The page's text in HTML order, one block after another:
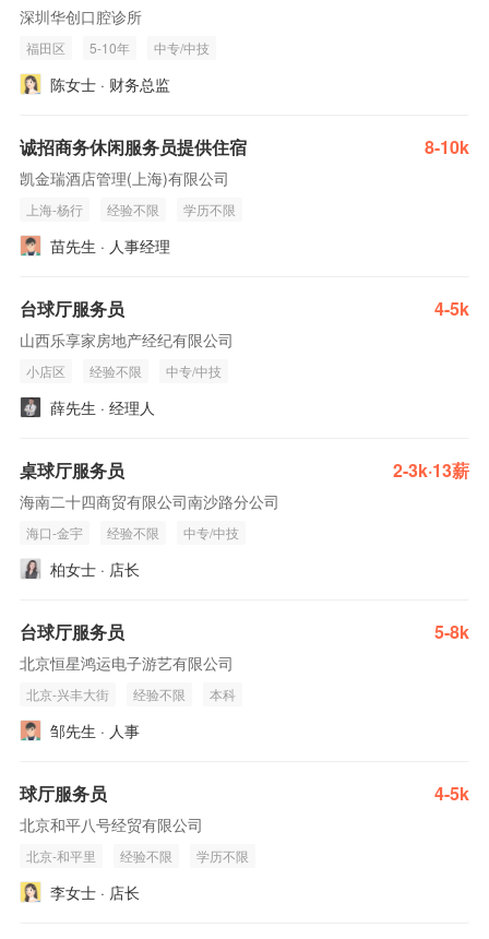
深圳华创口腔诊所
福田区 5-10年 中专/中技
陈女士 · 财务总监
诚招商务休闲服务员提供住宿 8-10k
凯金瑞酒店管理(上海)有限公司
上海-杨行 经验不限 学历不限
苗先生 · 人事经理
台球厅服务员 4-5k
山西乐享家房地产经纪有限公司
小店区 经验不限 中专/中技
薛先生 · 经理人
桌球厅服务员 2-3k·13薪
海南二十四商贸有限公司南沙路分公司
海口-金宇 经验不限 中专/中技
柏女士 · 店长
台球厅服务员 5-8k
北京恒星鸿运电子游艺有限公司
北京-兴丰大街 经验不限 本科
邹先生 · 人事
球厅服务员 4-5k
北京和平八号经贸有限公司
北京-和平里 经验不限 学历不限
李女士 · 店长